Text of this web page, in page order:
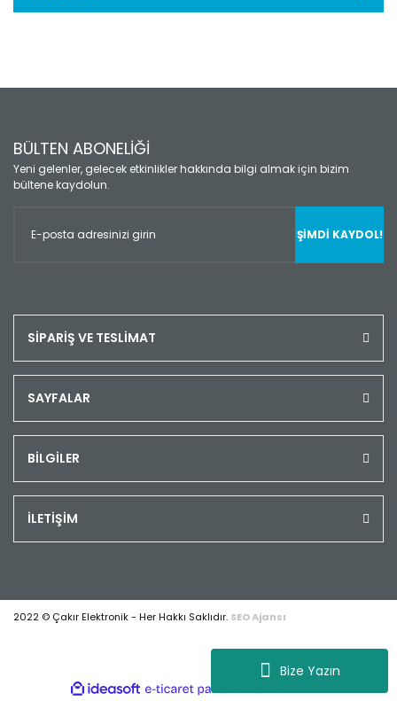
Bize Yazın
BÜLTEN ABONELİĞİ
Yeni gelenler, gelecek etkinlikler hakkında bilgi almak için bizim
bültene kaydolun.
ŞİMDİ KAYDOL!
SİPARİŞ VE TESLİMAT
SAYFALAR
BİLGİLER
İLETİŞİM
2022 © Çakır Elektronik - Her Hakkı Saklıdır. SEO Ajansı
ideasoft